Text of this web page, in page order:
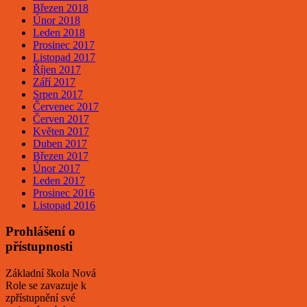
Březen 2018
Únor 2018
Leden 2018
Prosinec 2017
Listopad 2017
Říjen 2017
Září 2017
Srpen 2017
Červenec 2017
Červen 2017
Květen 2017
Duben 2017
Březen 2017
Únor 2017
Leden 2017
Prosinec 2016
Listopad 2016
Prohlášení o
přístupnosti
Základní škola Nová
Role se zavazuje k
zpřístupnění své